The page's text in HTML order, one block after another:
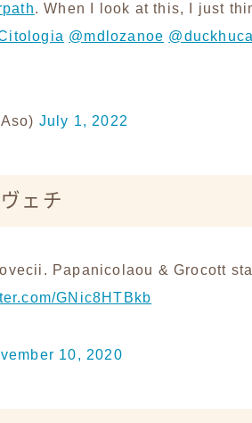
. When I look at this, I just
@mdlozanoe @duckhuca
July 1, 2022
ェチ
Papanicolaou & Grocott
GNic8HTBkb
10, 2020